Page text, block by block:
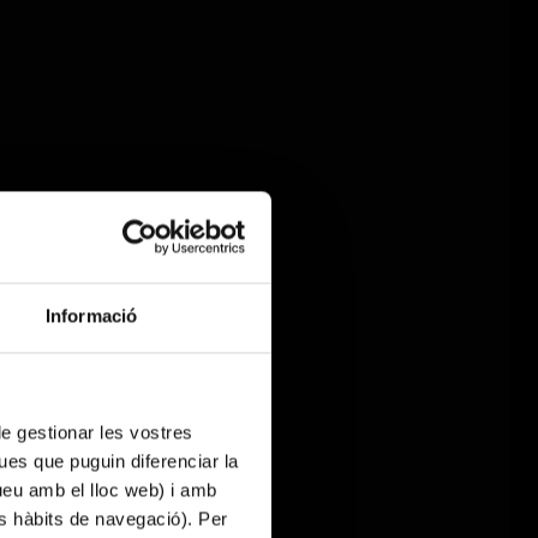
Informació
gestionar les vostres
que puguin diferenciar la
amb el lloc web) i amb
hàbits de navegació). Per